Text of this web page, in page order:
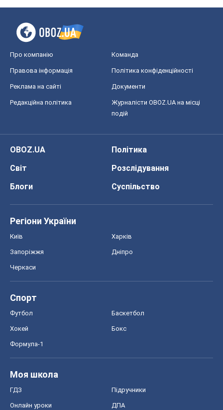
Про компанію Команда
Правова інформація Політика конфіденційності
Реклама на сайті Документи
Редакційна політика
Журналісти OBOZ.UA на місці
подій
OBOZ.UA
Політика
Світ
Розслідування
Блоги
Суспільство
Регіони України
Київ Харків
Запоріжжя Дніпро
Черкаси
Спорт
Футбол Баскетбол
Хокей Бокс
Формула-1
Моя школа
ГДЗ Підручники
Онлайн уроки ДПА